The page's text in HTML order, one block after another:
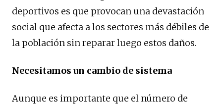
deportivos es que provocan una devastación
social que afecta a los sectores más débiles de
la población sin reparar luego estos daños.
Necesitamos un cambio de sistema
Aunque es importante que el número de